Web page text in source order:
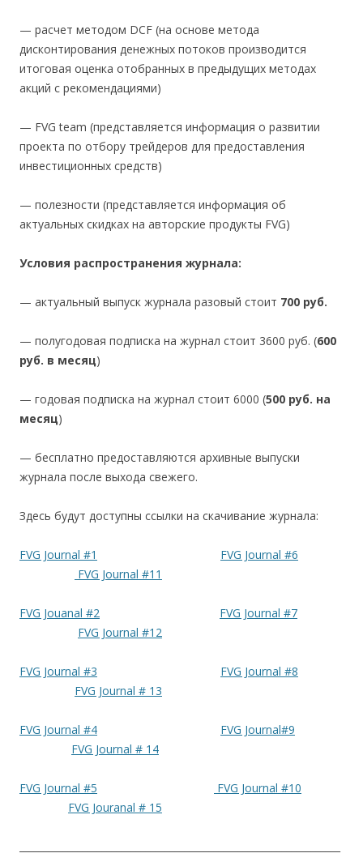
— расчет методом DCF (на основе метода
дисконтирования денежных потоков производится
итоговая оценка отобранных в предыдущих методах
акций с рекомендациями)
— FVG team (представляется информация о развитии
проекта по отбору трейдеров для предоставления
инвестиционных средств)
— полезности (представляется информация об
актуальных скидках на авторские продукты FVG)
Условия распространения журнала:
— актуальный выпуск журнала разовый стоит 700 руб.
— полугодовая подписка на журнал стоит 3600 руб. (600
руб. в месяц)
— годовая подписка на журнал стоит 6000 (500 руб. на
месяц)
— бесплатно предоставляются архивные выпуски
журнала после выхода свежего.
Здесь будут доступны ссылки на скачивание журнала:
FVG Journal #1
FVG Journal #6
FVG Journal #11
FVG Jouanal #2
FVG Journal #7
FVG Journal #12
FVG Journal #3
FVG Journal #8
FVG Journal # 13
FVG Journal #4
FVG Journal#9
FVG Journal # 14
FVG Journal #5
FVG Journal #10
FVG Jouranal # 15